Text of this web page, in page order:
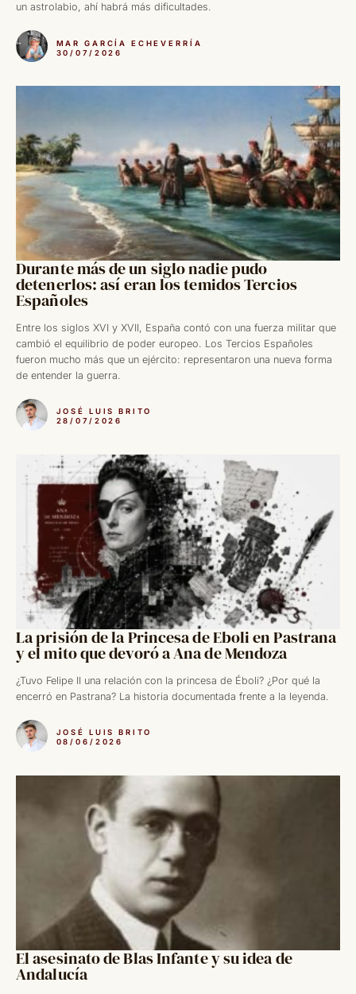
un astrolabio, ahí habrá más dificultades.
MAR GARCÍA ECHEVERRÍA
30/07/2026
Durante más de un siglo nadie pudo
detenerlos: así eran los temidos Tercios
Españoles
Entre los siglos XVI y XVII, España contó con una fuerza militar que
cambió el equilibrio de poder europeo. Los Tercios Españoles
fueron mucho más que un ejército: representaron una nueva forma
de entender la guerra.
JOSÉ LUIS BRITO
28/07/2026
La prisión de la Princesa de Eboli en Pastrana
y el mito que devoró a Ana de Mendoza
¿Tuvo Felipe II una relación con la princesa de Éboli? ¿Por qué la
encerró en Pastrana? La historia documentada frente a la leyenda.
JOSÉ LUIS BRITO
08/06/2026
El asesinato de Blas Infante y su idea de
Andalucía